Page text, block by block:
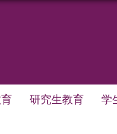
研究生教育 学